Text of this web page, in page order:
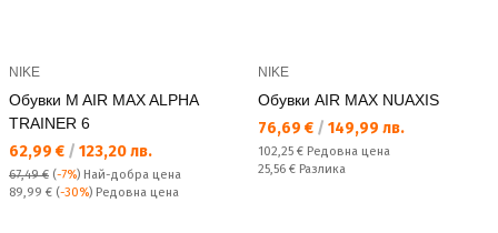
NIKE
Обувки M AIR MAX ALPHA
TRAINER 6
Текуща цена:
62,99 € / 123,20 лв.
67,49 € (-7%) Най-добра цена
Редовна цена:
89,99 € (-30%) Редовна цена
NIKE
Обувки AIR MAX NUAXIS
Текуща цена:
76,69 € / 149,99 лв.
Редовна цена:
102,25 € Редовна цена
Спестявате:
25,56 € Разлика